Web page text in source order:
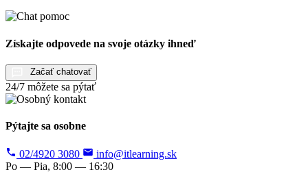
Získajte odpovede na svoje otázky ihneď
Začať chatovať
24/7 môžete sa pýtať
Pýtajte sa osobne
02/4920 3080
info@itlearning.sk
Po — Pia, 8:00 — 16:30